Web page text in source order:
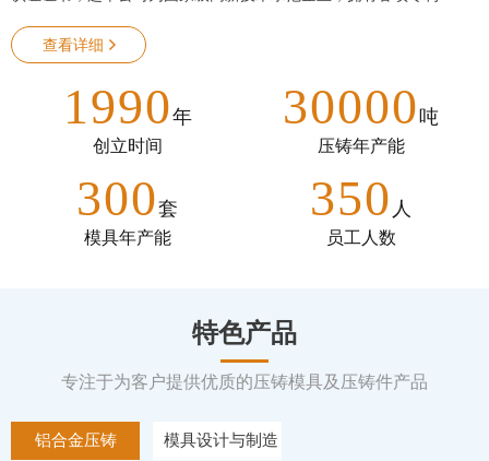
项。
公司已与富士康，DELL，英威腾，蓝海华腾，FLEX，JABIL，德尔
查看详细
1990年
创立时间
30000吨
压铸年产能
300套
模具年产能
350 人
员工人数
特色产品
专注于为客户提供优质的压铸模具及压铸件产品
铝合金压铸 模具设计与制造